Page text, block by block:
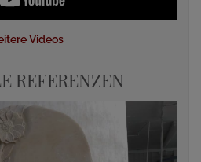
Videos
REFERENZEN